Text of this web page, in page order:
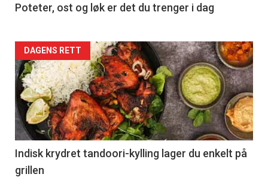
Poteter, ost og løk er det du trenger i dag
Forsiden
akkurat
nå
-
2
DAGENS RETT
Indisk krydret tandoori-kylling lager du enkelt på
grillen